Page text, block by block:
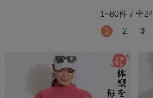
1~80件 / 全
1 2 3